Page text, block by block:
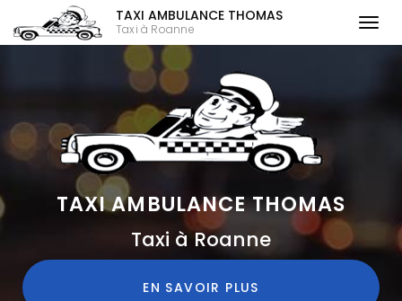
principal
TAXI AMBULANCE THOMAS
Taxi à Roanne
TAXI AMBULANCE THOMAS
Taxi à Roanne
EN SAVOIR PLUS